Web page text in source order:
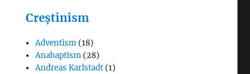
Creștinism
Adventism (18)
Anabaptism (28)
Andreas Karlstadt (1)